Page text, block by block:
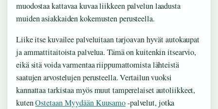
muodostaa kattavaa kuvaa liikkeen palvelun laadusta
muiden asiakkaiden kokemusten perusteella.
Liike itse kuvailee palveluitaan tarjoavan hyvät autokaupat
ja ammattitaitoista palvelua. Tämä on kuitenkin itsearvio,
eikä sitä voida varmentaa riippumattomista lähteistä
saatujen arvostelujen perusteella. Vertailun vuoksi
kannattaa tarkistaa myös muut tamperelaiset autoliikkeet,
kutenOstetaan Myydään Kuusamo-palvelut, jotka